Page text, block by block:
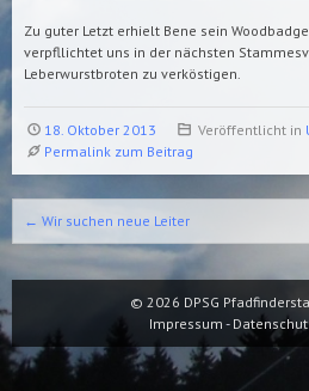
Zu guter Letzt erhielt Bene sein
verpfllichtet uns in der nächsten
Leberwurstbroten zu verköstigen.
18. Oktober 2013 Veröffentlicht in
Permalink zum Beitrag
Beitrags-Navigation
← Wir suchen neue Leiter
© 2026 DPSG
Impressum -